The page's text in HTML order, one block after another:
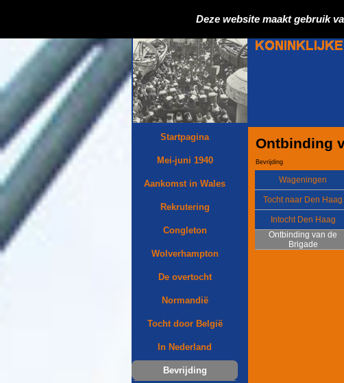
Deze website maakt gebruik
Startpagina
Mei-juni 1940
Aankomst in Wales
Rekrutering
Congleton
Wolverhampton
De overtocht
Normandië
Tocht door België
In Nederland
Bevrijding
Ontbinding
Bevrijding
Wageningen
Tocht naar Den Haag
Intocht Den Haag
Ontbinding van de
Brigade